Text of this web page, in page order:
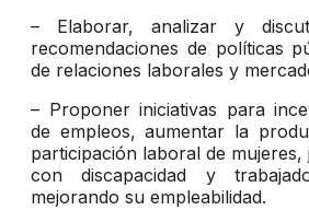
– Elaborar, analizar y
recomendaciones de políticas
de relaciones laborales y
– Proponer iniciativas para
de empleos, aumentar la
participación laboral de mujeres,
con discapacidad y
mejorando su empleabilidad.